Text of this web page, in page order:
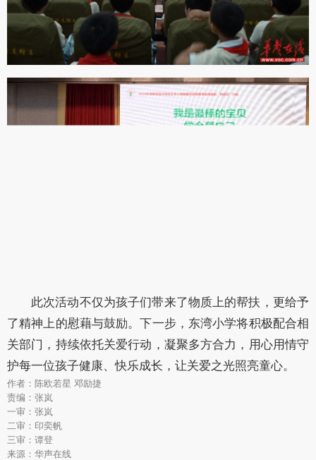
此次活动不仅为孩子们带来了物质上的帮扶，更给予
了精神上的慰藉与鼓励。下一步，东湾小学将积极配合相
关部门，持续依托关爱行动，凝聚多方合力，用心用情守
护每一位孩子健康、快乐成长，让关爱之光照亮童心。
作者：陈欧若星 邓励捷
责编：张岚
一审：张岚
二审：印奕帆
三审：谭登
来源：华声在线